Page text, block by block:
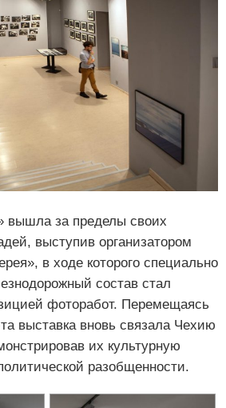
вышла за пределы своих
выступив организатором
в ходе которого специально
состав стал
фоторабот. Перемещаясь
выставка вновь связала Чехию
их культурную
разобщенности.